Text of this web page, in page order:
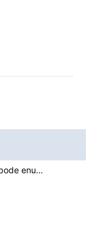
Acesso negado . Apenas um administrador pode enumerar t…